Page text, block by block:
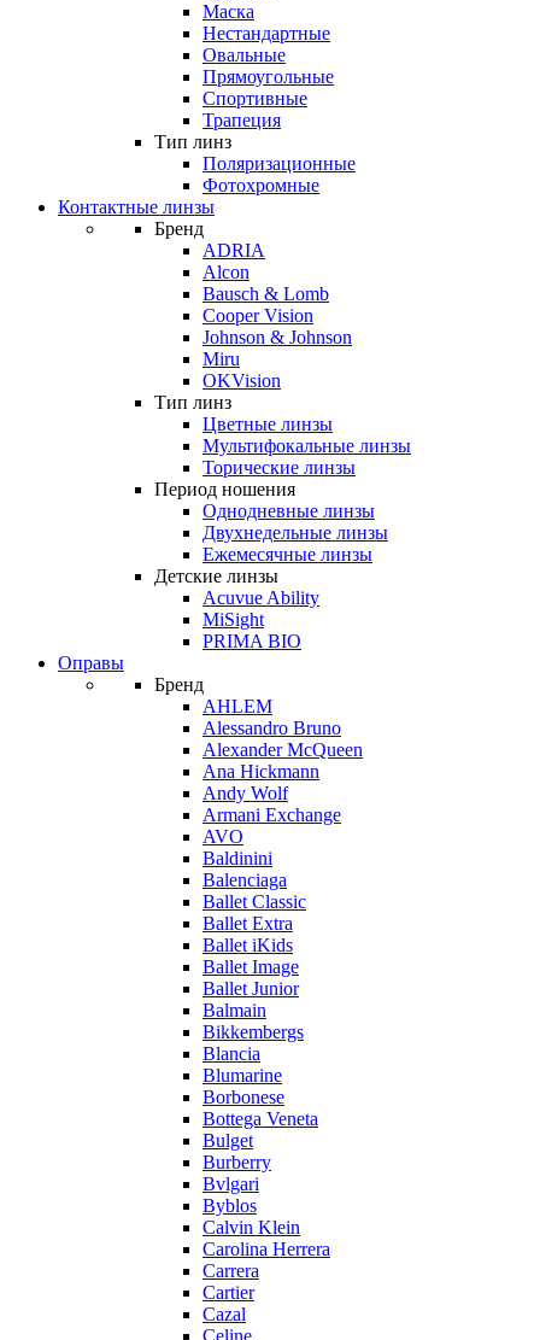
Маска
Нестандартные
Овальные
Прямоугольные
Спортивные
Трапеция
Тип линз
Поляризационные
Фотохромные
Контактные линзы
Бренд
ADRIA
Alcon
Bausch & Lomb
Cooper Vision
Johnson & Johnson
Miru
OKVision
Тип линз
Цветные линзы
Мультифокальные линзы
Торические линзы
Период ношения
Однодневные линзы
Двухнедельные линзы
Ежемесячные линзы
Детские линзы
Acuvue Ability
MiSight
PRIMA BIO
Оправы
Бренд
AHLEM
Alessandro Bruno
Alexander McQueen
Ana Hickmann
Andy Wolf
Armani Exchange
AVO
Baldinini
Balenciaga
Ballet Classic
Ballet Extra
Ballet iKids
Ballet Image
Ballet Junior
Balmain
Bikkembergs
Blancia
Blumarine
Borbonese
Bottega Veneta
Bulget
Burberry
Bvlgari
Byblos
Calvin Klein
Carolina Herrera
Carrera
Cartier
Cazal
Celine